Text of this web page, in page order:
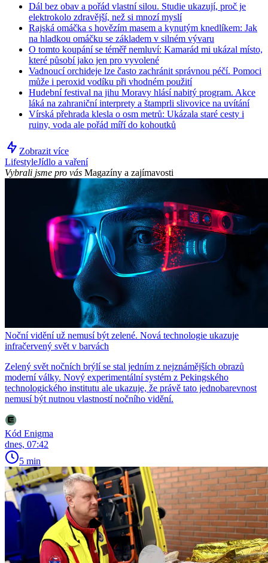
Dál bez obav a pořád vlastní silou. Studie ukazují, proč je
elektrokolo zdravější, než si mnozí myslí
Rajská omáčka s hovězím masem a kynutým knedlíkem: Jak
na hladkou omáčku se základem v silném vývaru
O tomto koupání se téměř nemluví: Kamarád mi ukázal místo,
které působí jako jen pro vyvolené
Vadnoucí orchideje lze často zachránit správnou péčí. Pomoci
může i peroxid vodíku při vhodném použití
Hudební festival na jihu Moravy hlásí nabitý program. Akce
láká na zahraniční interprety a štamprli slivovice na uvítání
Vírská přehrada klesla o osm metrů: Ukázala staré cesty i
ruiny, voda ale pořád míří do kohoutků
Zobrazit více
LifestyleJídlo a vaření
Vybrali jsme pro vás Magazíny a zajímavosti
Noční vidění už nemusí být zelené. Nová technologie ukazuje
infračervený svět v barvách
Zelený svět nočních brýlí se stal jedním z nejznámějších obrazů
moderní války. Nový experimentální systém z Pekingského
technologického institutu ale ukazuje, že právě tato jednobarevnost
nemusí být nutnou vlastností nočního vidění.
Kód Enigma
dnes, 07:42
5 min